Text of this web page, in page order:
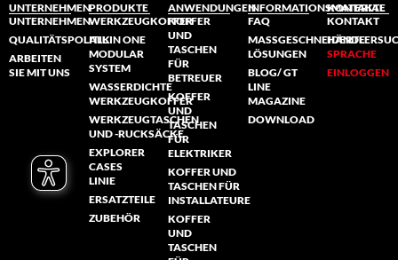
UNTERNEHMEN
UNTERNEHMEN
QUALITÄTSPOLITIK
ARBEITEN
SIE MIT UNS
PRODUKTE
WERKZEUGKOFFER
ALL IN ONE
MODULAR
SYSTEM
WASSERDICHTE
WERKZEUGKOFFER
WERKZEUGTASCHEN
UND -RUCKSÄCKE
EXPLORER
CASES
LINIE
ERSATZTEILE
ZUBEHÖR
ANWENDUNGEN
KOFFER
UND
TASCHEN
FÜR
BETREUER
KOFFER
UND
TASCHEN
FÜR
ELEKTRIKER
KOFFER UND
TASCHEN FÜR
INSTALLATEURE
KOFFER
UND
TASCHEN
INFORMATIONSMATERIAL
FAQ
MASSGESCHNEIDERTE L
ÖSUNGEN
BLOG/ GT
LINE
MAGAZINE
DOWNLOAD
KONTAKTE
KONTAKT
SPRACHE
EINLOGGEN